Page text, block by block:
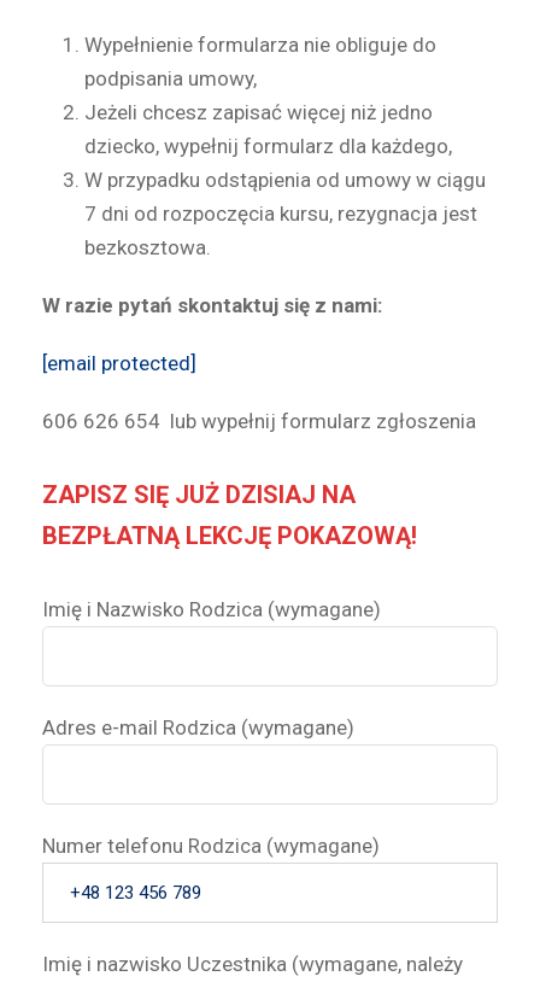
Wypełnienie formularza nie obliguje do
podpisania umowy,
Jeżeli chcesz zapisać więcej niż jedno
dziecko, wypełnij formularz dla każdego,
W przypadku odstąpienia od umowy w ciągu
7 dni od rozpoczęcia kursu, rezygnacja jest
bezkosztowa.
W razie pytań skontaktuj się z nami:
[email protected]
606 626 654 lub wypełnij formularz zgłoszenia
ZAPISZ SIĘ JUŻ DZISIAJ NA
BEZPŁATNĄ LEKCJĘ POKAZOWĄ!
Imię i Nazwisko Rodzica (wymagane)
Adres e-mail Rodzica (wymagane)
Numer telefonu Rodzica (wymagane)
Imię i nazwisko Uczestnika (wymagane, należy